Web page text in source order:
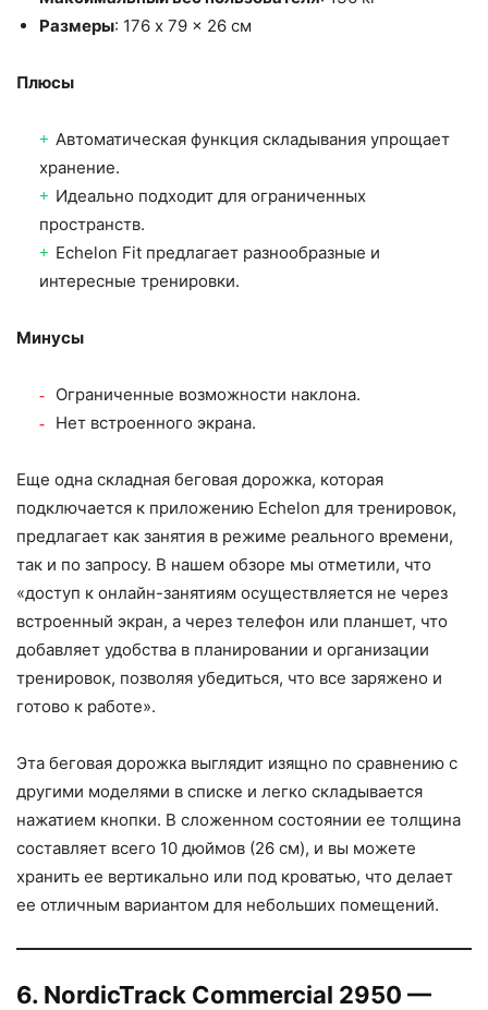
Размеры: 176 x 79 x 26 см
Плюсы
Автоматическая функция складывания упрощает
хранение.
Идеально подходит для ограниченных
пространств.
Echelon Fit предлагает разнообразные и
интересные тренировки.
Минусы
Ограниченные возможности наклона.
Нет встроенного экрана.
Еще одна складная беговая дорожка, которая
подключается к приложению Echelon для тренировок,
предлагает как занятия в режиме реального времени,
так и по запросу. В нашем обзоре мы отметили, что
«доступ к онлайн-занятиям осуществляется не через
встроенный экран, а через телефон или планшет, что
добавляет удобства в планировании и организации
тренировок, позволяя убедиться, что все заряжено и
готово к работе».
Эта беговая дорожка выглядит изящно по сравнению с
другими моделями в списке и легко складывается
нажатием кнопки. В сложенном состоянии ее толщина
составляет всего 10 дюймов (26 см), и вы можете
хранить ее вертикально или под кроватью, что делает
ее отличным вариантом для небольших помещений.
6. NordicTrack Commercial 2950 —